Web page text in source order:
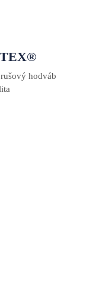
hodváb